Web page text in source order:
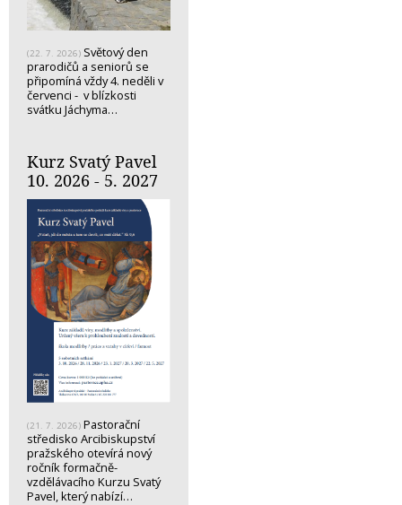
(22. 7. 2026) Světový den
prarodičů a seniorů se
připomíná vždy 4. neděli v
červenci - v blízkosti
svátku Jáchyma…
Kurz Svatý Pavel
10. 2026 - 5. 2027
(21. 7. 2026) Pastorační
středisko Arcibiskupství
pražského otevírá nový
ročník formačně-
vzdělávacího Kurzu Svatý
Pavel, který nabízí…